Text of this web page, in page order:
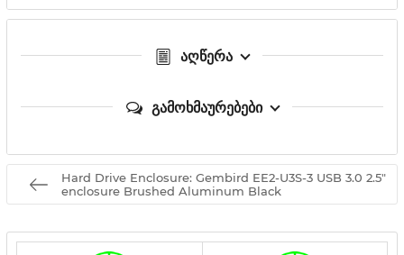
აღწერა
გამოხმაურებები
Hard Drive Enclosure: Gembird EE2-U3S-3 USB 3.0 2.5"
enclosure Brushed Aluminum Black